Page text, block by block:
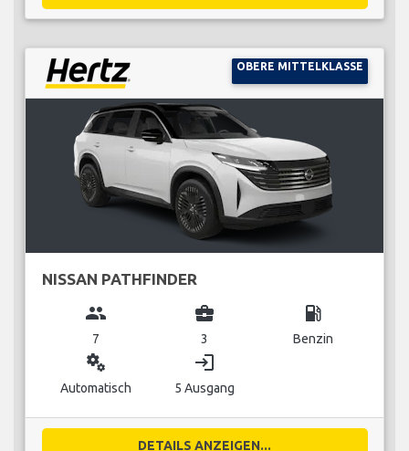
OBERE MITTELKLASSE
NISSAN PATHFINDER
group
7
business_center
3
local_gas_station
Benzin
miscellaneous_services
Automatisch
login
5 Ausgang
DETAILS ANZEIGEN...